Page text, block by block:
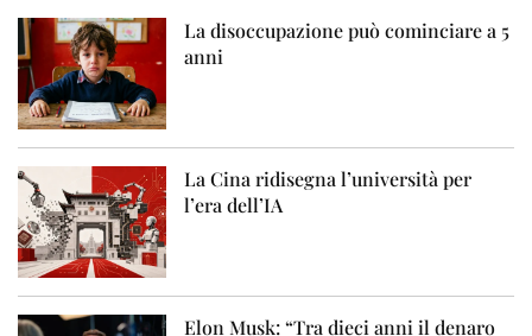
La disoccupazione può cominciare a 5
anni
La Cina ridisegna l’università per
l’era dell’IA
Elon Musk: “Tra dieci anni il denaro